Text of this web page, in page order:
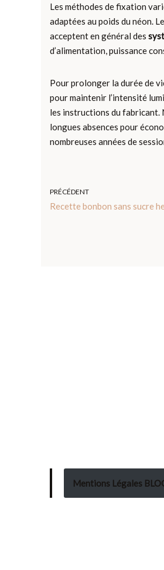
Les méthodes de fixation
adaptées au poids du néon.
acceptent en général des
d’alimentation, puissance
Pour prolonger la durée de
pour maintenir l’intensité
les instructions du fabricant.
longues absences pour
nombreuses années de
PRÉCÉDENT
Recette bonbon sans sucre
Mentions Légales